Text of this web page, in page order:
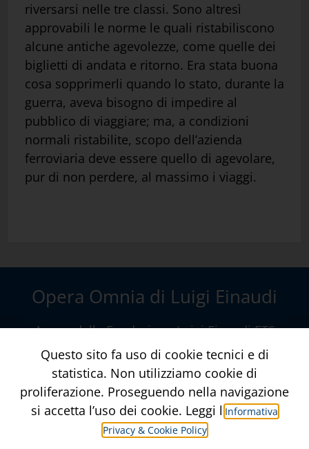
riversarsi nelle tre classi. Sono altresì
approvabili le norme le quali ristabiliscono
alcune antiche agevolezze, come quelle dei
biglietti di andata e ritorno. Era stata buona
cosa sopprimerli quando lo stato, durante la
guerra, aveva bisogno di impedire al
pubblico di viaggiare; ma, a condizioni
normali ristabilite, scopo dell’azienda
ferroviaria deve essere quello di agevolare,
pur di non perdere, al massimo i viaggi.
Opera Omnia di Luigi Einaudi
A cura dellaFondazione Luigi Einaudi ETS
Via della Conciliazione, 10 – Roma
www.fondazioneluigieinaudi.it
Contatti
Crediti
Informativa Privacy & Privacy Policy
Questo sito fa uso di cookie tecnici e di
statistica. Non utilizziamo cookie di
proliferazione. Proseguendo nella navigazione
si accetta l’uso dei cookie. Leggi l’Informativa
Privacy & Cookie Policy